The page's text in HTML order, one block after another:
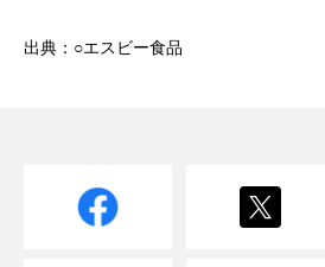
出典：○エスビー食品